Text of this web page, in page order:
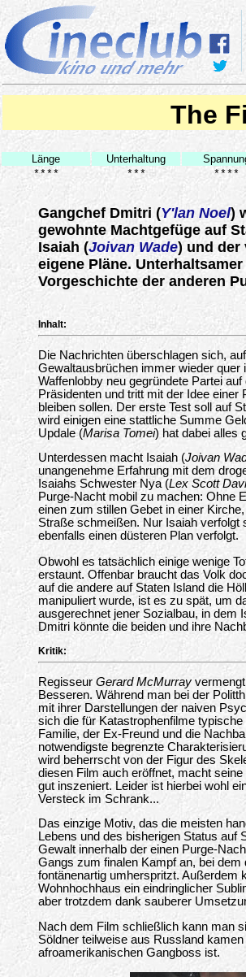
The
Länge Unterhaltung
****
*** ****
Gangchef Dmitri (Y'lan Noel)
gewohnte Machtgefüge auf
Isaiah (Joivan Wade) und der
eigene Pläne.
Vorgeschichte der anderen
Inhalt:
Die Nachrichten überschlagen sich,
Gewaltausbrüchen immer wieder quer
Waffenlobby neu gegründete Partei
Präsidenten und tritt mit der Idee
bleiben sollen. Der erste Test soll auf
wird einigen eine stattliche Summe
Updale (Marisa Tomei) hat dabei alles
Unterdessen macht Isaiah (Joivan
unangenehme Erfahrung mit dem
Isaiahs Schwester Nya (Lex Scott
Purge-Nacht mobil zu machen: Ohne
einen zum stillen Gebet in einer
Straße schmeißen. Nur Isaiah verfolgt
ebenfalls einen düsteren Plan verfolgt.
Obwohl es tatsächlich einige wenige
erstaunt. Offenbar braucht das Volk
auf die andere auf Staten Island die
manipuliert wurde, ist es zu spät, um
ausgerechnet jener Sozialbau, in dem
Dmitri könnte die beiden und ihre
Kritik:
Regisseur Gerard McMurrayvermengt
Besseren. Während man bei der
mit ihrer Darstellungen der naiven
sich die für Katastrophenfilme
Familie, der Ex-Freund und die
notwendigste begrenzte
wird beherrscht von der Figur des
diesen Film auch eröffnet, macht
gut inszeniert. Leider ist hierbei wohl
Versteck im Schrank...
Das einzige Motiv, das die meisten
Lebens und des bisherigen Status auf
Gewalt innerhalb der einen Purge-
Gangs zum finalen Kampf an, bei
fontänenartig umherspritzt. Außerdem
Wohnhochhaus ein eindringlicher
aber trotzdem dank sauberer
Nach dem Film schließlich kann man
Söldner teilweise aus Russland
afroamerikanischen Gangboss ist.